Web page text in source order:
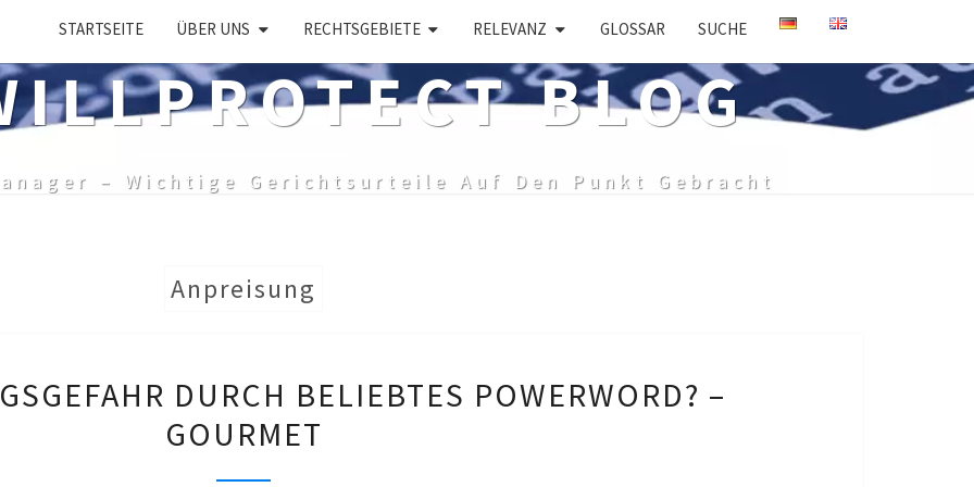
STARTSEITE ÜBER UNS RECHTSGEBIETE RELEVANZ GLOSSAR SUCHE
BLOG
– Wichtige Gerichtsurteile Auf Den Punkt Gebracht
Anpreisung
DURCH
BELIEBTES
DURCH BELIEBTES POWERWORD? –
GOURMET